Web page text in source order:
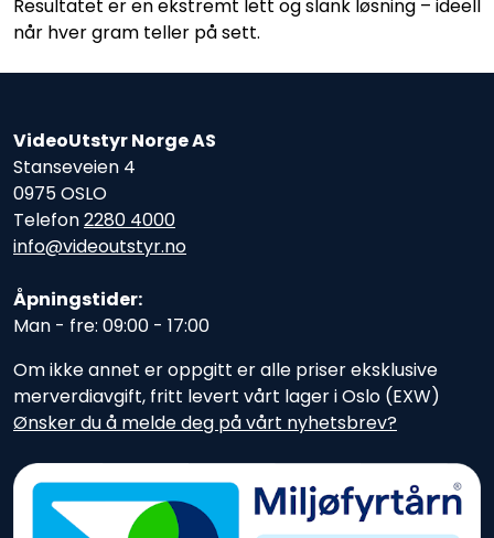
Resultatet er en ekstremt lett og slank løsning – ideell
når hver gram teller på sett.
VideoUtstyr Norge AS
Stanseveien 4
0975 OSLO
Telefon2280 4000
info@videoutstyr.no
Åpningstider:
Man - fre: 09:00 - 17:00
Om ikke annet er oppgitt er alle priser eksklusive
merverdiavgift, fritt levert vårt lager i Oslo (EXW)
Ønsker du å melde deg på vårt nyhetsbrev?